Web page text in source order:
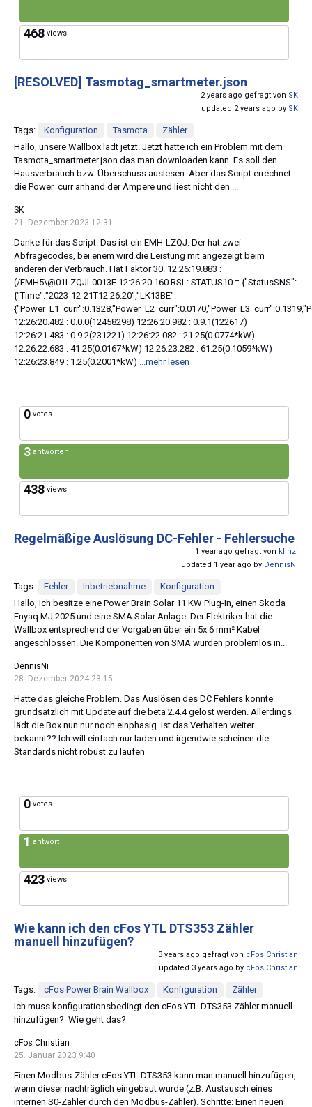
468 views
[RESOLVED] Tasmotag_smartmeter.json
2 years ago gefragt von SK
updated 2 years ago by SK
Tags: Konfiguration Tasmota
Zähler
Hallo, unsere Wallbox lädt jetzt. Jetzt hätte ich ein Problem mit dem
Tasmota_smartmeter.json das man downloaden kann. Es soll den
Hausverbrauch bzw. Überschuss auslesen. Aber das Script errechnet
die Power_curr anhand der Ampere und liest nicht den ...
SK
21. Dezember 2023 12:31
Danke für das Script. Das ist ein EMH-LZQJ. Der hat zwei
Abfragecodes, bei enem wird die Leistung mit angezeigt beim
anderen der Verbrauch. Hat Faktor 30. 12:26:19.883 :
(/EMH5\@01LZQJL0013E 12:26:20.160 RSL: STATUS10 = {"StatusSNS":
{"Time":"2023-12-21T12:26:20","LK13BE":
12:26:20.482 : 0.0.0(12458298) 12:26:20.982 : 0.9.1(122617)
12:26:21.483 : 0.9.2(231221) 12:26:22.082 : 21.25(0.0774*kW)
12:26:22.683 : 41.25(0.0167*kW) 12:26:23.282 : 61.25(0.1059*kW)
12:26:23.849 : 1.25(0.2001*kW)
...mehr lesen
0 votes
3 antworten
438 views
Regelmäßige Auslösung DC-Fehler - Fehlersuche
1 year ago gefragt von klinzi
updated 1 year ago by DennisNi
Tags: Fehler Inbetriebnahme
Konfiguration
Hallo, Ich besitze eine Power Brain Solar 11 KW Plug-In, einen Skoda
Enyaq MJ 2025 und eine SMA Solar Anlage. Der Elektriker hat die
Wallbox entsprechend der Vorgaben über ein 5x 6 mm² Kabel
angeschlossen. Die Komponenten von SMA wurden problemlos in...
DennisNi
28. Dezember 2024 23:15
Hatte das gleiche Problem. Das Auslösen des DC Fehlers konnte
grundsätzlich mit Update auf die beta 2.4.4 gelöst werden. Allerdings
lädt die Box nun nur noch einphasig. Ist das Verhalten weiter
bekannt?? Ich will einfach nur laden und irgendwie scheinen die
Standards nicht robust zu laufen
0 votes
1 antwort
423 views
Wie kann ich den cFos YTL DTS353 Zähler
manuell hinzufügen?
3 years ago gefragt von cFos Christian
updated 3 years ago by cFos Christian
Tags: cFos Power Brain Wallbox Konfiguration
Zähler
Ich muss konfigurationsbedingt den cFos YTL DTS353 Zähler manuell
hinzufügen? Wie geht das?
cFos Christian
25. Januar 2023 9:40
Einen Modbus-Zähler cFos YTL DTS353 kann man manuell hinzufügen,
wenn dieser nachträglich eingebaut wurde (z.B. Austausch eines
internen S0-Zähler durch den Modbus-Zähler). Schritte: Einen neuen